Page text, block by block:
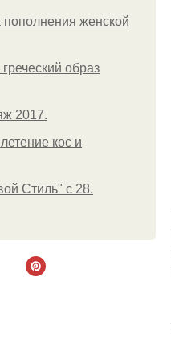
пополнения женской
образ
2017.
кос и
Стиль" с 28.